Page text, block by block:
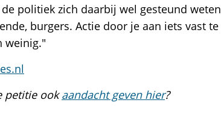
politiek zich daarbij wel gesteund weten
burgers. Actie door je aan iets vast te
weinig."
petitie ookaandacht geven hier?